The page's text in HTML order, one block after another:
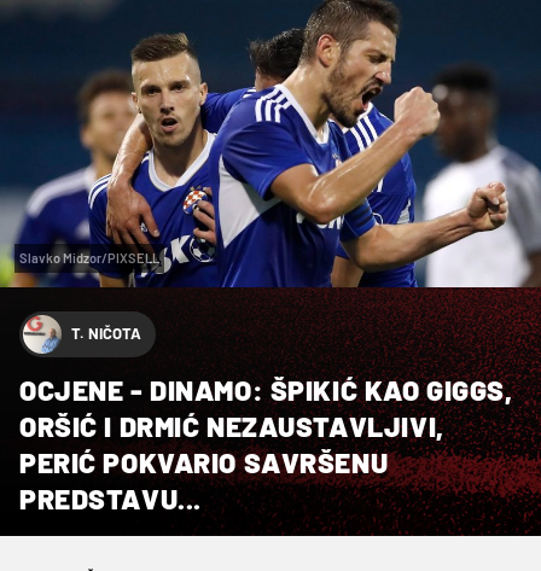
Slavko Midzor/PIXSELL
T. NIČOTA
OCJENE - DINAMO: ŠPIKIĆ KAO GIGGS,
ORŠIĆ I DRMIĆ NEZAUSTAVLJIVI,
PERIĆ POKVARIO SAVRŠENU
PREDSTAVU...